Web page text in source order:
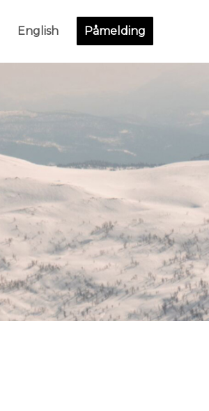
English Påmelding